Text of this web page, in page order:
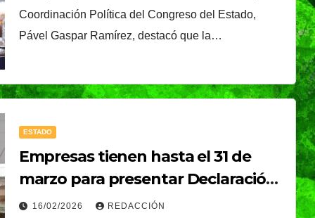
Coordinación Política del Congreso del Estado,
Pável Gaspar Ramírez, destacó que la…
ESTADO
Empresas tienen hasta el 31 de
marzo para presentar Declaración
Anual
16/02/2026 REDACCIÓN
Puebla Capital sigue
viviendo la pasión